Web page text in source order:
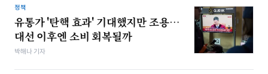
정책
유통가 '탄핵 효과' 기대했지만 조용…
대선 이후엔 소비 회복될까
박해나 기자